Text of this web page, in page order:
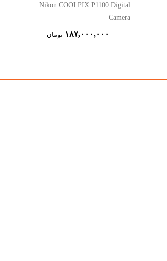
Nikon COOLPIX P1100 Digital
Camera
۱۸۷,۰۰۰,۰۰۰ تومان